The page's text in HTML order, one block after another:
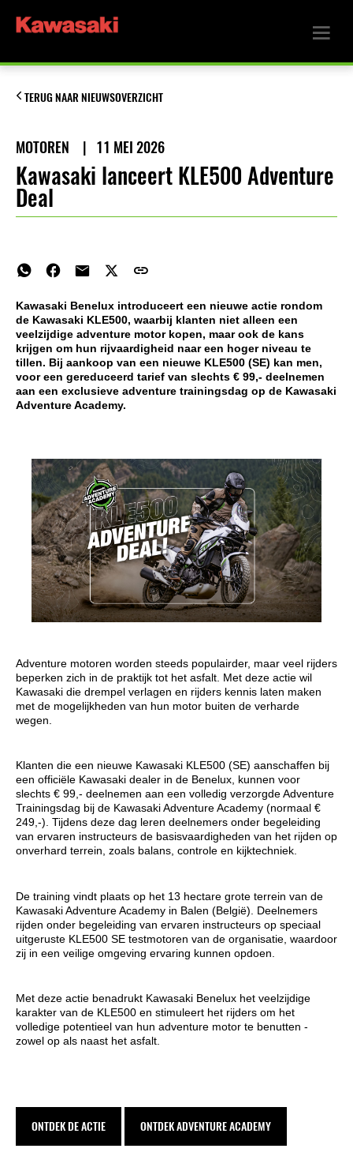
TERUG NAAR NIEUWSOVERZICHT
MOTOREN | 11 MEI 2026
Kawasaki lanceert KLE500 Adventure
Deal
Kawasaki Benelux introduceert een nieuwe actie rondom
de Kawasaki KLE500, waarbij klanten niet alleen een
veelzijdige adventure motor kopen, maar ook de kans
krijgen om hun rijvaardigheid naar een hoger niveau te
tillen. Bij aankoop van een nieuwe KLE500 (SE) kan men,
voor een gereduceerd tarief van slechts € 99,- deelnemen
aan een exclusieve adventure trainingsdag op de Kawasaki
Adventure Academy.
Adventure motoren worden steeds populairder, maar veel rijders
beperken zich in de praktijk tot het asfalt. Met deze actie wil
Kawasaki die drempel verlagen en rijders kennis laten maken
met de mogelijkheden van hun motor buiten de verharde
wegen.
Klanten die een nieuwe Kawasaki KLE500 (SE) aanschaffen bij
een officiële Kawasaki dealer in de Benelux, kunnen voor
slechts € 99,- deelnemen aan een volledig verzorgde Adventure
Trainingsdag bij de Kawasaki Adventure Academy (normaal €
249,-). Tijdens deze dag leren deelnemers onder begeleiding
van ervaren instructeurs de basisvaardigheden van het rijden op
onverhard terrein, zoals balans, controle en kijktechniek.
De training vindt plaats op het 13 hectare grote terrein van de
Kawasaki Adventure Academy in Balen (België). Deelnemers
rijden onder begeleiding van ervaren instructeurs op speciaal
uitgeruste KLE500 SE testmotoren van de organisatie, waardoor
zij in een veilige omgeving ervaring kunnen opdoen.
Met deze actie benadrukt Kawasaki Benelux het veelzijdige
karakter van de KLE500 en stimuleert het rijders om het
volledige potentieel van hun adventure motor te benutten -
zowel op als naast het asfalt.
ONTDEK DE ACTIE ONTDEK ADVENTURE ACADEMY